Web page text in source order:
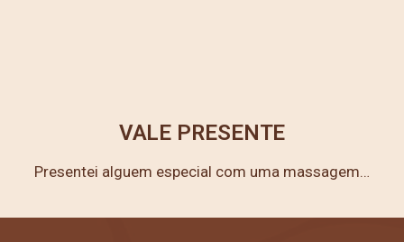
VALE PRESENTE
Presentei alguem especial com uma massagem…